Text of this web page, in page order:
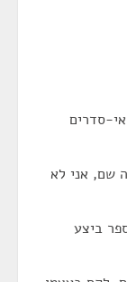
סדרים
שם, אני לא
ביצע